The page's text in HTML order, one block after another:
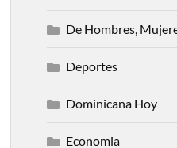
De Hombres,
Deportes
Dominicana Hoy
Economia